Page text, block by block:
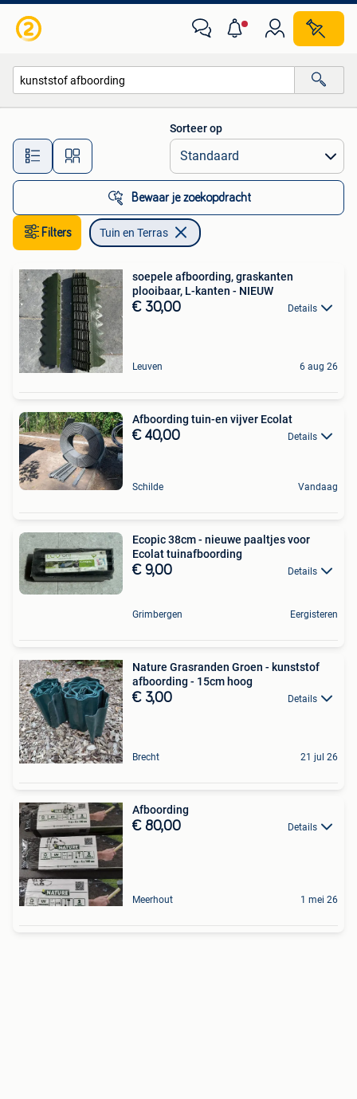
Alle afstanden…
Sorteer op
Bewaar je zoekopdracht
Filters Tuin en Terras
soepele afboording, graskanten
plooibaar, L-kanten - NIEUW
€ 30,00 Details
Leuven 6 aug 26
Afboording tuin-en vijver Ecolat
€ 40,00 Details
Schilde Vandaag
Ecopic 38cm - nieuwe paaltjes voor
Ecolat tuinafboording
€ 9,00 Details
Grimbergen Eergisteren
Nature Grasranden Groen - kunststof
afboording - 15cm hoog
€ 3,00 Details
Brecht 21 jul 26
Afboording
€ 80,00 Details
Meerhout 1 mei 26